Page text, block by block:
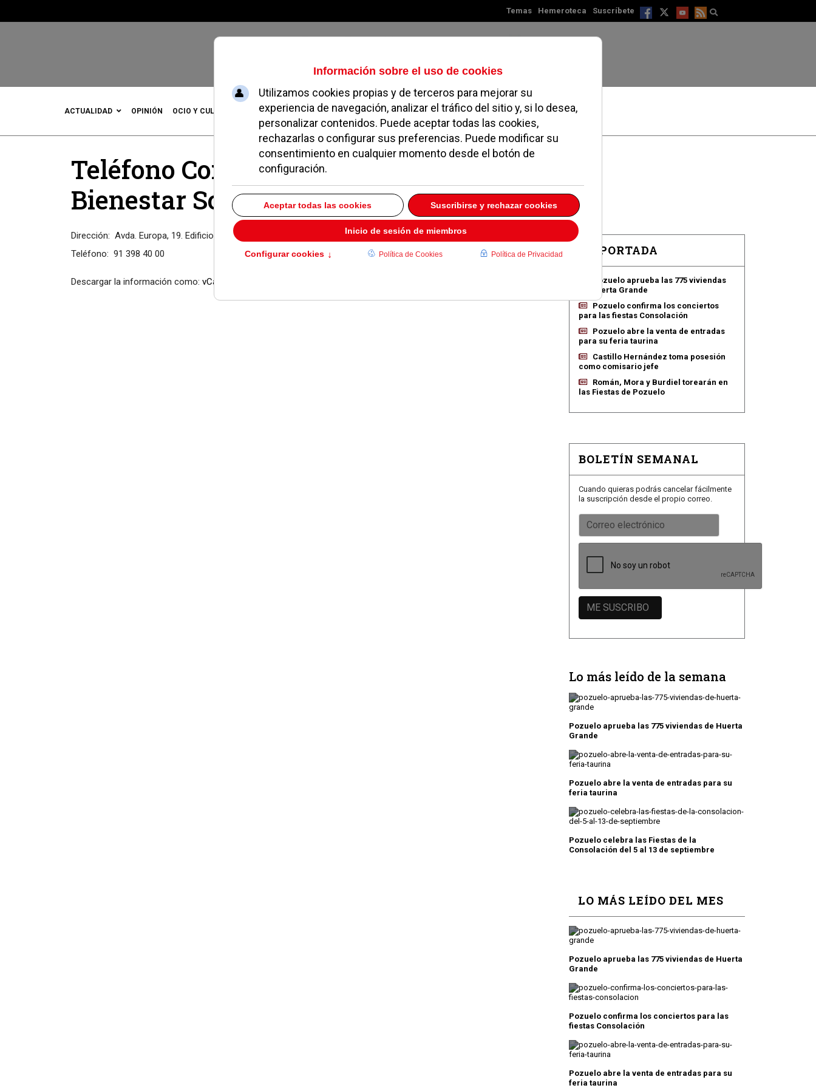
Temas Hemeroteca Suscríbete
Jueves, 06 de agosto de 2026
ACTUALIDAD OPINIÓN OCIO Y CULTURA DEPORTES MADRID NOROESTE SOCIEDAD MAGAZINE SERVICIOS
Teléfono Concejalía de Familia y
Bienestar Social
Dirección: Avda. Europa, 19. Edificio 1.Planta Baja
Teléfono: 91 398 40 00
Descargar la información como: vCard
EN PORTADA
Pozuelo aprueba las 775 viviendas
de Huerta Grande
Pozuelo confirma los conciertos
para las fiestas Consolación
Pozuelo abre la venta de entradas
para su feria taurina
Castillo Hernández toma posesión
como comisario jefe
Román, Mora y Burdiel torearán en
las Fiestas de Pozuelo
BOLETÍN SEMANAL
Cuando quieras podrás cancelar fácilmente
la suscripción desde el propio correo.
Lo más leído de la semana
Pozuelo aprueba las 775 viviendas de Huerta
Grande
Pozuelo abre la venta de entradas para su
feria taurina
Pozuelo celebra las Fiestas de la
Consolación del 5 al 13 de septiembre
LO MÁS LEÍDO DEL MES
Pozuelo aprueba las 775 viviendas de Huerta
Grande
Pozuelo confirma los conciertos para las
fiestas Consolación
Pozuelo abre la venta de entradas para su
feria taurina